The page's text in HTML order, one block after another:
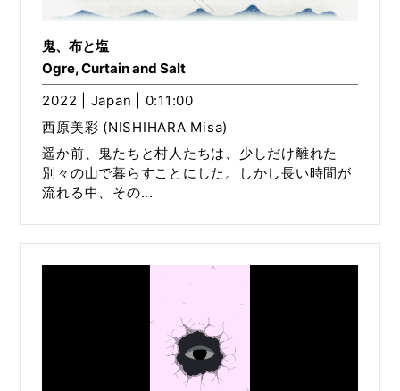
鬼、布と塩
Ogre, Curtain and Salt
2022 | Japan | 0:11:00
西原美彩 (NISHIHARA Misa)
遥か前、鬼たちと村人たちは、少しだけ離れた
別々の山で暮らすことにした。しかし長い時間が
流れる中、その...